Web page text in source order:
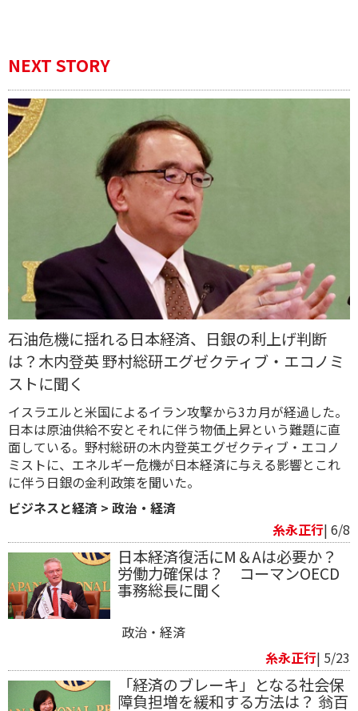
NEXT STORY
石油危機に揺れる日本経済、日銀の利上げ判断
は？木内登英 野村総研エグゼクティブ・エコノミ
ストに聞く
イスラエルと米国によるイラン攻撃から3カ月が経過した。
日本は原油供給不安とそれに伴う物価上昇という難題に直
面している。野村総研の木内登英エグゼクティブ・エコノ
ミストに、エネルギー危機が日本経済に与える影響とこれ
に伴う日銀の金利政策を聞いた。
ビジネスと経済 > 政治・経済
糸永正行| 6/8
日本経済復活にM＆Aは必要か？
労働力確保は？ コーマンOECD
事務総長に聞く
政治・経済
糸永正行| 5/23
「経済のブレーキ」となる社会保
障負担増を緩和する方法は？ 翁百